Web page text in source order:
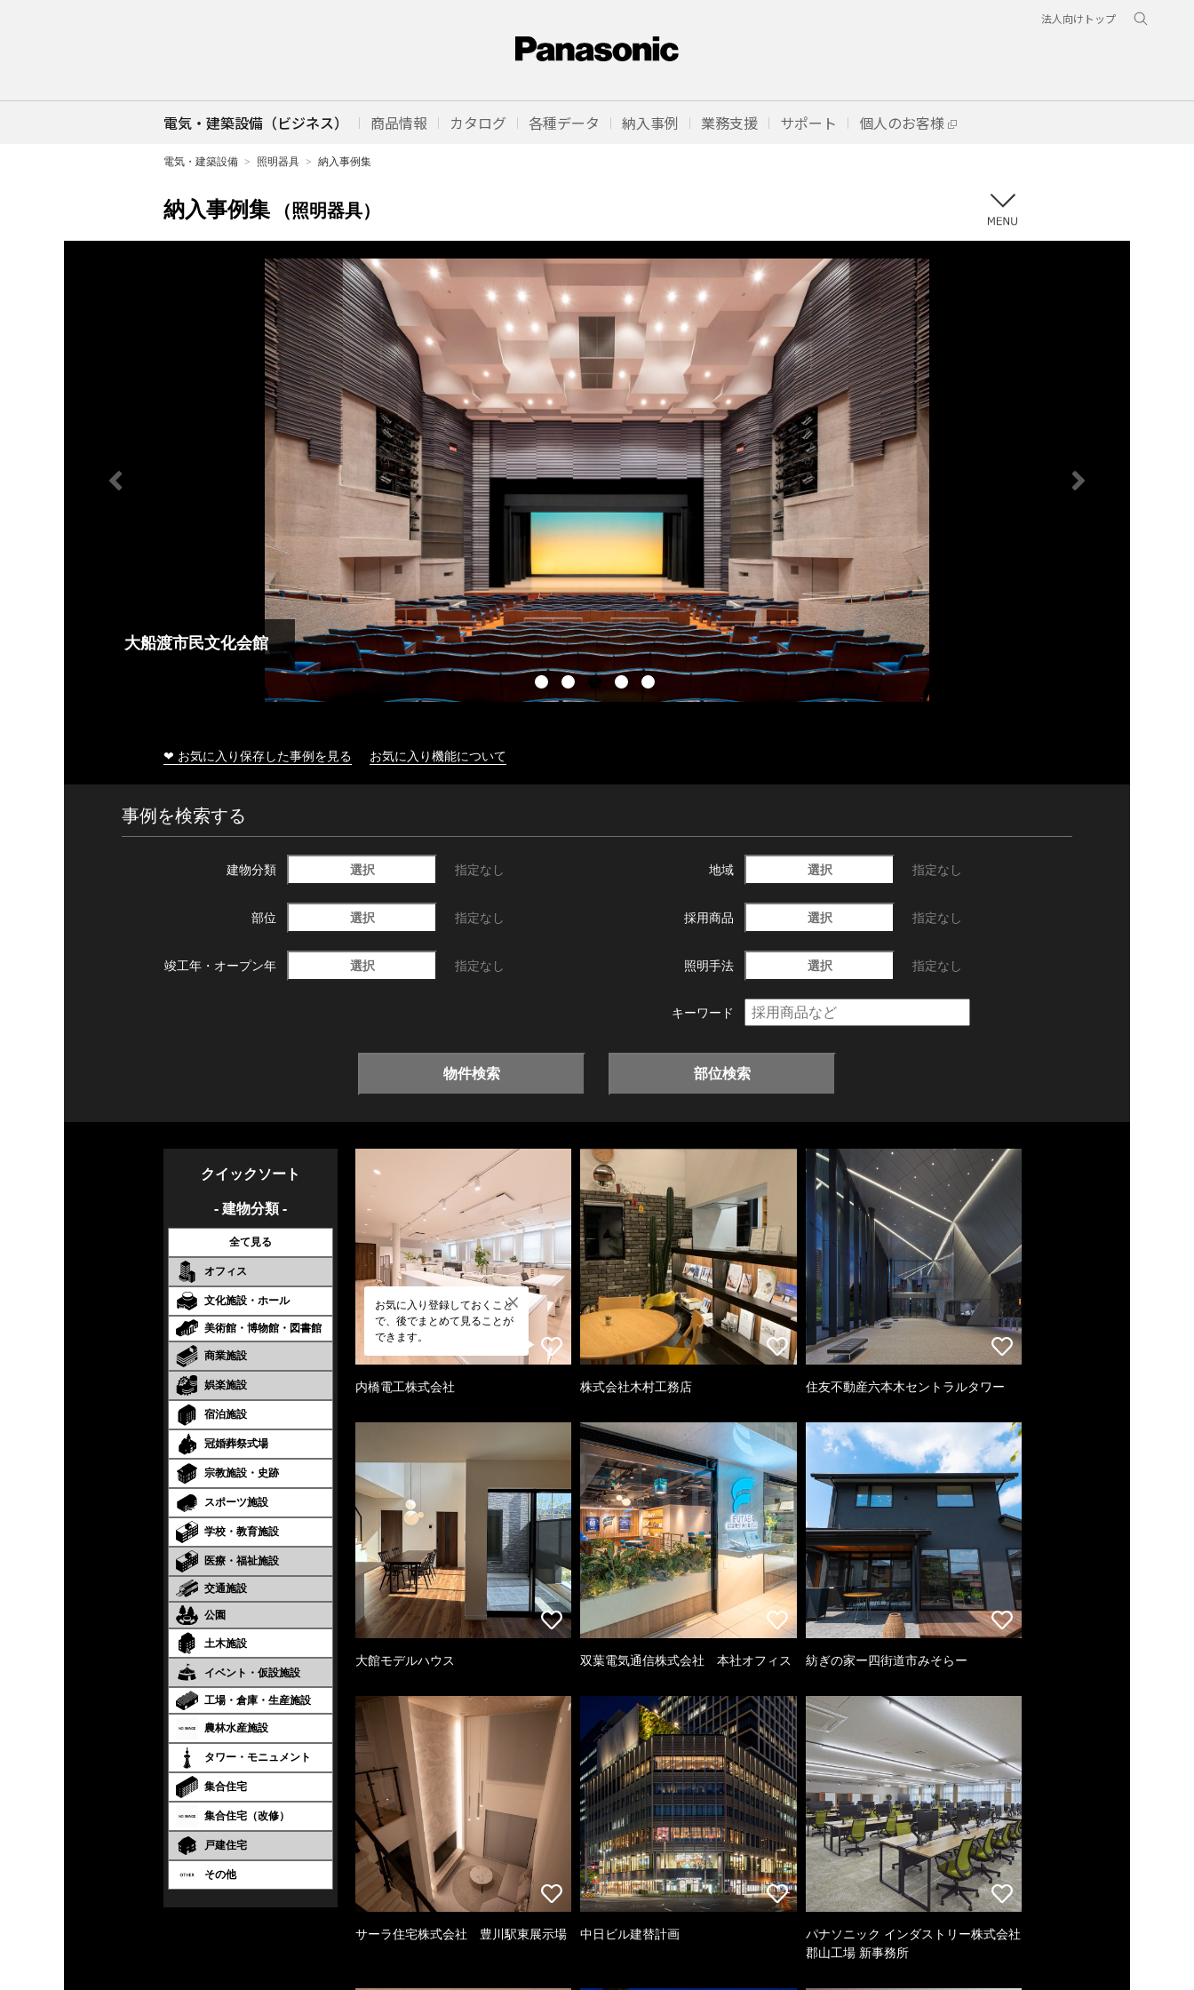
法人向けトップ
電気・建築設備（ビジネス） 商品情報 カタログ 各種データ 納入事例 業務支援 サポート 個人のお客様
電気・建築設備 照明器具 納入事例集
納入事例集 （照明器具）
大船渡市民文化会館
❤ お気に入り保存した事例を見る お気に入り機能について
事例を検索する
建物分類 選択 指定なし 地域 選択 指定なし
部位 選択 指定なし 採用商品 選択 指定なし
竣工年・ オープン年 選択 指定なし 照明手法 選択 指定なし
キーワード
物件検索 部位検索
クイックソート
- 建物分類 -
全て見る
オフィス
文化施設・ホール
美術館・博物館・図書館
商業施設
娯楽施設
宿泊施設
冠婚葬祭式場
宗教施設・史跡
スポーツ施設
学校・教育施設
医療・福祉施設
交通施設
公園
土木施設
イベント・仮設施設
工場・倉庫・生産施設
農林水産施設
タワー・モニュメント
集合住宅
集合住宅（改修）
戸建住宅
その他
お気に入り登録しておくこと
で、後でまとめて見ることが
できます。
内橋電工株式会社 株式会社木村工務店 住友不動産六本木セントラルタワー
大館モデルハウス 双葉電気通信株式会社 本社オフィス 紡ぎの家ー四街道市みそらー
サーラ住宅株式会社 豊川駅東展示場 中日ビル建替計画
パナソニック インダストリー株式会社
郡山工場 新事務所